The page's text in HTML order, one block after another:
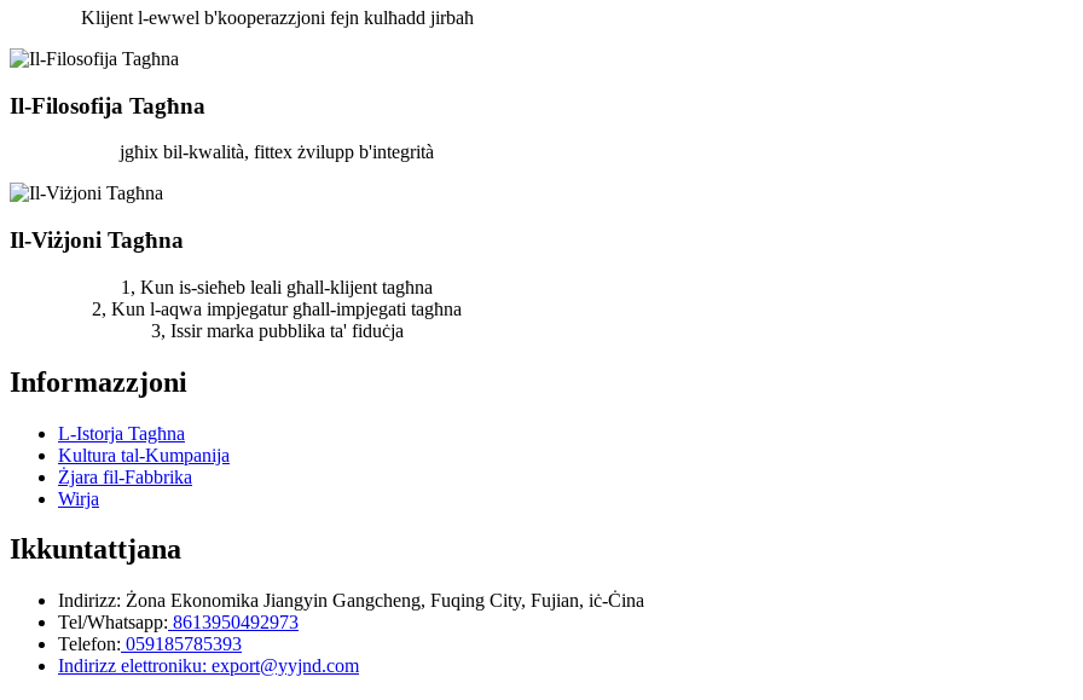
Klijent l-ewwel b'kooperazzjoni fejn kulħadd jirbaħ
Il-Filosofija Tagħna
jgħix bil-kwalità, fittex żvilupp b'integrità
Il-Viżjoni Tagħna
1, Kun is-sieħeb leali għall-klijent tagħna
2, Kun l-aqwa impjegatur għall-impjegati tagħna
3, Issir marka pubblika ta' fiduċja
Informazzjoni
L-Istorja Tagħna
Kultura tal-Kumpanija
Żjara fil-Fabbrika
Wirja
Ikkuntattjana
Indirizz: Żona Ekonomika Jiangyin Gangcheng, Fuqing City, Fujian, iċ-Ċina
Tel/Whatsapp: 8613950492973
Telefon: 059185785393
Indirizz elettroniku: export@yyjnd.com